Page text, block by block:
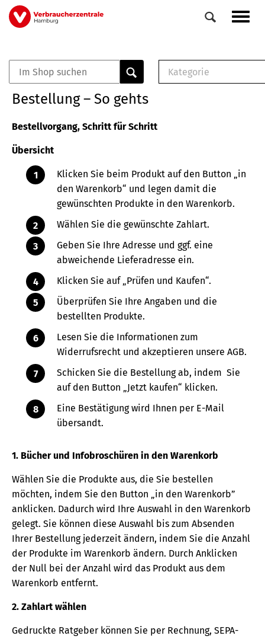
Direkt
zum
Veranstaltungen
0
Elemente
Kategorie
Buch
Bestellung – So gehts
Bestellvorgang, Schritt für Schritt
Übersicht
Klicken Sie beim Produkt auf den Button „in
den Warenkorb“ und legen damit die
gewünschten Produkte in den Warenkorb.
Wählen Sie die gewünschte Zahlart.
Geben Sie Ihre Adresse und ggf. eine
abweichende Lieferadresse ein.
Klicken Sie auf „Prüfen und Kaufen“.
Überprüfen Sie Ihre Angaben und die
bestellten Produkte.
Lesen Sie die Informationen zum
Widerrufsrecht und akzeptieren unsere AGB.
Schicken Sie die Bestellung ab, indem Sie
auf den Button „Jetzt kaufen“ klicken.
Eine Bestätigung wird Ihnen per E-Mail
übersandt.
1. Bücher und Infobroschüren in den Warenkorb
Wählen Sie die Produkte aus, die Sie bestellen
möchten, indem Sie den Button „in den Warenkorb”
anklicken. Dadurch wird Ihre Auswahl in den Warenkorb
gelegt. Sie können diese Auswahl bis zum Absenden
Ihrer Bestellung jederzeit ändern, indem Sie die Anzahl
der Produkte im Warenkorb ändern. Durch Anklicken
der Null bei der Anzahl wird das Produkt aus dem
Warenkorb entfernt.
2. Zahlart wählen
Gedruckte Ratgeber können Sie per Rechnung, SEPA-